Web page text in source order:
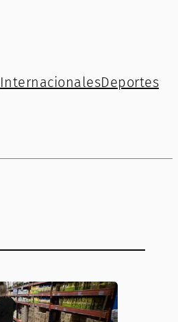
InternacionalesDeportes